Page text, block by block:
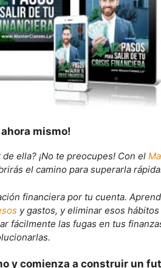
mismo!
ella? ¡No te preocupes! Con el
el camino para superarla
financiera por tu cuenta.
y gastos, y eliminar esos
fácilmente las fugas en tus
y comienza a construir un